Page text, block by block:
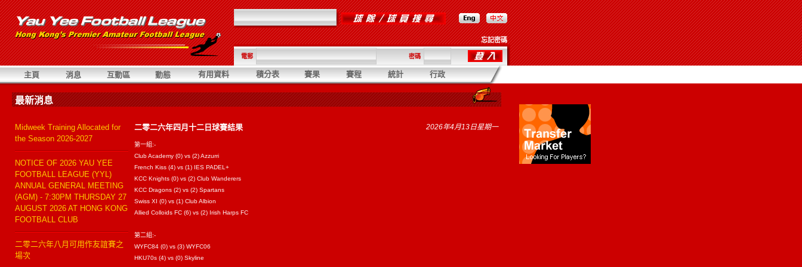
忘記密碼
電郵 密碼
主頁 消息 互動區 動態 有用資料 積分表 賽果 賽程 統計 行政
最新消息
Midweek Training Allocated for
the Season 2026-2027
NOTICE OF 2026 YAU YEE
FOOTBALL LEAGUE (YYL)
ANNUAL GENERAL MEETING
(AGM) - 7:30PM THURSDAY 27
AUGUST 2026 AT HONG KONG
FOOTBALL CLUB
二零二六年八月可用作友誼賽之
場次
二零二六年四月十二日球賽結果 2026年4月13日星期一
第一組:-
Club Academy (0) vs (2) Azzurri
French Kiss (4) vs (1) IES PADEL+
KCC Knights (0) vs (2) Club Wanderers
KCC Dragons (2) vs (2) Spartans
Swiss XI (0) vs (1) Club Albion
Allied Colloids FC (6) vs (2) Irish Harps FC
第二組:-
WYFC84 (0) vs (3) WYFC06
HKU70s (4) vs (0) Skyline